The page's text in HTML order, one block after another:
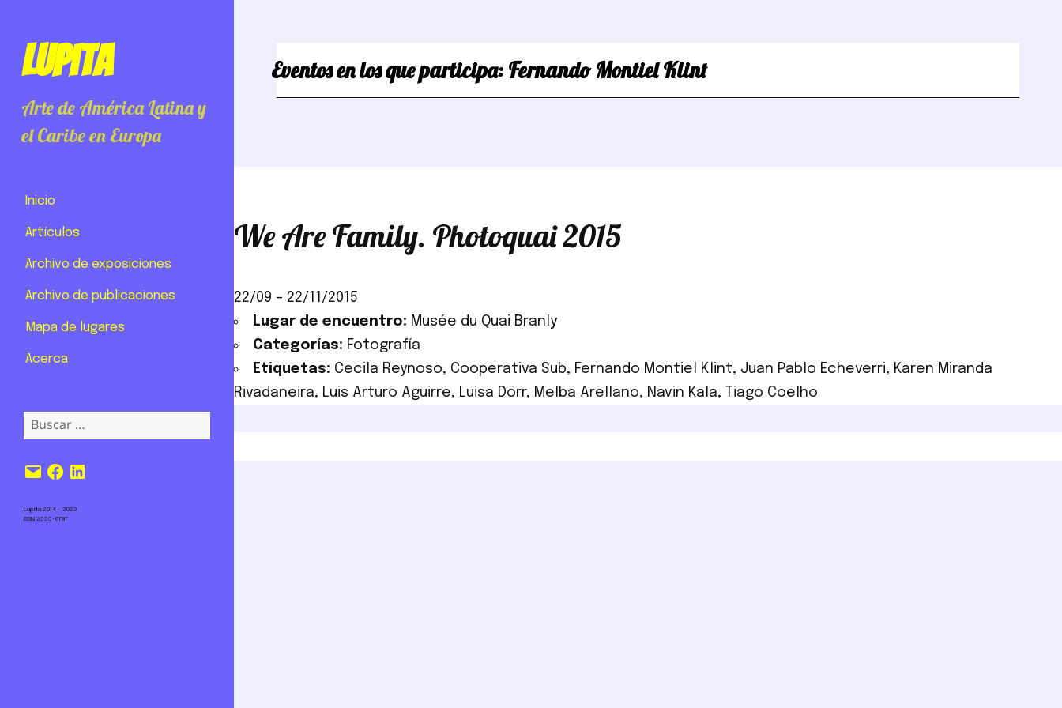
Lupita
Arte de América Latina y
el Caribe en Europa
Inicio
Artículos
Archivo de exposiciones
Archivo de publicaciones
Mapa de lugares
Acerca
Buscar:
Correo
electrónico
Facebook
LinkedIn
Lupita 2014 – 2023
ISSN 2555-6797
Eventos en los que participa: Fernando Montiel Klint
We Are Family. Photoquai 2015
22/09 – 22/11/2015
Lugar de encuentro: Musée du Quai Branly
Categorías: Fotografía
Etiquetas: Cecila Reynoso, Cooperativa Sub, Fernando Montiel Klint, Juan Pablo Echeverri, Karen Miranda
Rivadaneira, Luis Arturo Aguirre, Luisa Dörr, Melba Arellano, Navin Kala, Tiago Coelho